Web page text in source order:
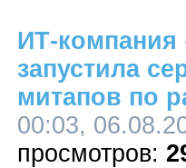
ИТ-компания
запустила
митапов по
00:03,